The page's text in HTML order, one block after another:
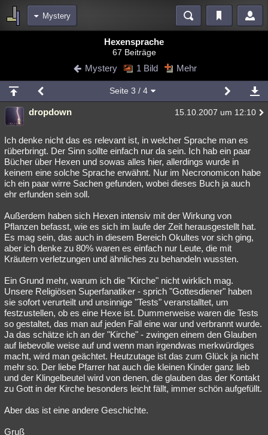
Mystery
Blogs
Chat Wiki Neuigkeiten
meine Rubriken
Menschen Wissenschaft Mystery Kriminalfälle
Spiritualität Verschwörungen Technologie Ufologie
Natur Umfragen Unterhaltung
weitere Rubriken
Philosophie Träume
Astronomie Helpdesk Gruppen Gaming Filme
Musik Clash Verbesserungen Allmystery English
Übersichten
Besucht Teilgenommen Alle Neue Geschlossen
Lesenswert Schlüsselwörter
Hexensprache
67 Beiträge
Mystery 1 Bild Mehr
Seite 3 / 4
dropdown 15.10.2007 um 12:10
Ich denke nicht das es relevant ist, in welcher Sprache man es
rüberbringt. Der Sinn sollte einfach nur da sein. Ich hab ein paar
Bücher über Hexen und sowas alles hier, allerdings wurde in
keinem eine solche Sprache erwähnt. Nur im Necronomicon habe
ich ein paar wirre Sachen gefunden, wobei dieses Buch ja auch
ehr erfunden sein soll.
Außerdem haben sich Hexen intensiv mit der Wirkung von
Pflanzen befasst, wie es sich im laufe der Zeit herausgestellt hat.
Es mag sein, das auch in diesem Bereich Okultes vor sich ging,
aber ich denke zu 80% waren es einfach nur Leute, die mit
Kräutern verletzungen und ähnliches zu behandeln wussten.
Ein Grund mehr, warum ich die "Kirche" nicht wirklich mag.
Unsere Religiösen Superfanatiker - sprich "Gottesdiener" haben
sie sofort verurteilt und unsinnige "Tests" veranstalltet, um
festzustellen, ob es eine Hexe ist. Dummerweise waren die Tests
so gestaltet, das man auf jeden Fall eine war und verbrannt wurde.
Ja das schätze ich an der "Kirche" - zwingen einem den Glauben
auf liebevolle weise auf und wenn man irgendwas merkwürdiges
macht, wird man geächtet. Heutzutage ist das zum Glück ja nicht
mehr so. Der liebe Pfarrer hat auch die kleinen Kinder ganz lieb
und der Klingelbeutel wird von denen, die glauben das der Kontakt
zu Gott in der Kirche besonders leicht fällt, immer schön aufgefüllt.
Aber das ist eine andere Geschichte.
Gruß